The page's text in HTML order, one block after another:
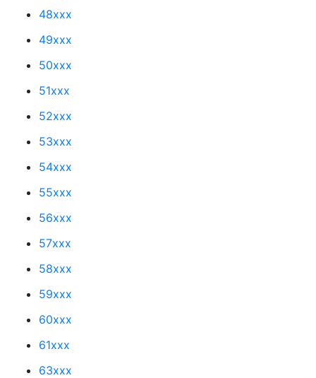
48xxx
49xxx
50xxx
51xxx
52xxx
53xxx
54xxx
55xxx
56xxx
57xxx
58xxx
59xxx
60xxx
61xxx
63xxx